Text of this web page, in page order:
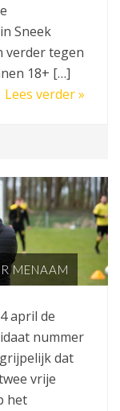
Sneek
verder tegen
18+ […]
Lees verder »
MENAAM
april de
nummer
dat
vrije
het